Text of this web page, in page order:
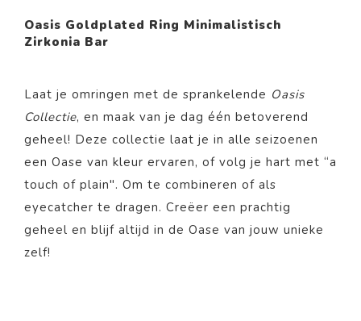
Oasis Goldplated Ring Minimalistisch
Zirkonia Bar
Laat je omringen met de sprankelende Oasis
Collectie, en maak van je dag één betoverend
geheel! Deze collectie laat je in alle seizoenen
een Oase van kleur ervaren, of volg je hart met “a
touch of plain". Om te combineren of als
eyecatcher te dragen. Creëer een prachtig
geheel en blijf altijd in de Oase van jouw unieke
zelf!